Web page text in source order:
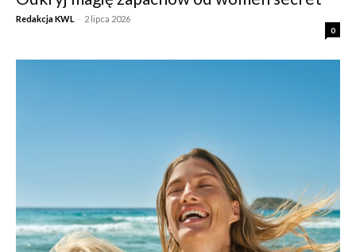
Redakcja KWL - 2 lipca 2026
0